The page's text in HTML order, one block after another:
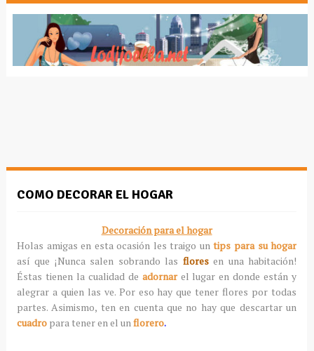
COMO DECORAR EL HOGAR
Decoración para el hogar
Holas amigas en esta ocasión les traigo un tips para su hogar
así que ¡Nunca salen sobrando las floresen una habitación!
Éstas tienen la cualidad de adornarel lugar en donde están y
alegrar a quien las ve. Por eso hay que tener flores por todas
partes. Asimismo, ten en cuenta que no hay que descartar un
cuadropara tener en el un florero.